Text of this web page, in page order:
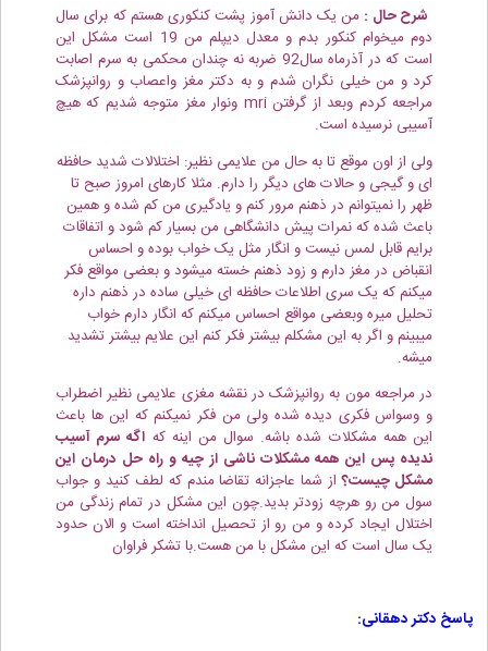
شرح حال : من یک دانش آموز پشت کنکوری هستم که برای سال
دوم میخوام کنکور بدم و معدل دیپلم من 19 است مشکل این
است که در آذرماه سال92 ضربه نه چندان محکمی به سرم اصابت
کرد و من خیلی نگران شدم و به دکتر مغز واعصاب و روانپزشک
مراجعه کردم وبعد از گرفتن mri ونوار مغز متوجه شدیم که هیچ
آسیبی نرسیده است.
ولی از اون موقع تا به حال من علایمی نظیر: اختلالات شدید حافظه
ای و گیجی و حالات های دیگر را دارم. مثلا کارهای امروز صبح تا
ظهر را نمیتوانم در ذهنم مرور کنم و یادگیری من کم شده و همین
باعث شده که نمرات پیش دانشگاهی من بسیار کم شود و اتفاقات
برایم قابل لمس نیست و انگار مثل یک خواب بوده و احساس
انقباض در مغز دارم و زود ذهنم خسته میشود و بعضی مواقع فکر
میکنم که یک سری اطلاعات حافظه ای خیلی ساده در ذهنم داره
تحلیل میره وبعضی مواقع احساس میکنم که انگار دارم خواب
میبینم و اگر به این مشکلم بیشتر فکر کنم این علایم بیشتر تشدید
میشه.
در مراجعه مون به روانپزشک در نقشه مغزی علایمی نظیر اضطراب
و وسواس فکری دیده شده ولی من فکر نمیکنم که این ها باعث
این همه مشکلات شده باشه. سوال من اینه که اگه سرم آسیب
ندیده پس این همه مشکلات ناشی از چیه و راه حل درمان این
مشکل چیست؟ از شما عاجزانه تقاضا مندم که لطف کنید و جواب
سول من رو هرچه زودتر بدید.چون این مشکل در تمام زندگی من
اختلال ایجاد کرده و من رو از تحصیل انداخته است و الان حدود
یک سال است که این مشکل با من هست.با تشکر فراوان
پاسخ دکتر دهقانی: